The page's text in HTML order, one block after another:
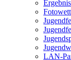
LAN-